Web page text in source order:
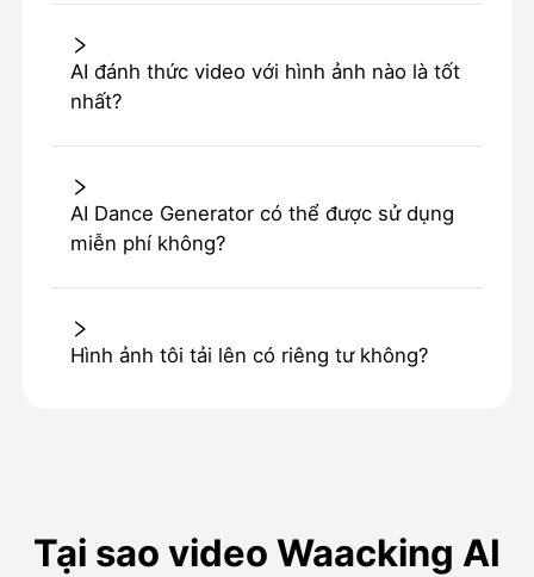
AI đánh thức video với hình ảnh nào là tốt
nhất?
AI Dance Generator có thể được sử dụng
miễn phí không?
Hình ảnh tôi tải lên có riêng tư không?
Tại sao video Waacking AI